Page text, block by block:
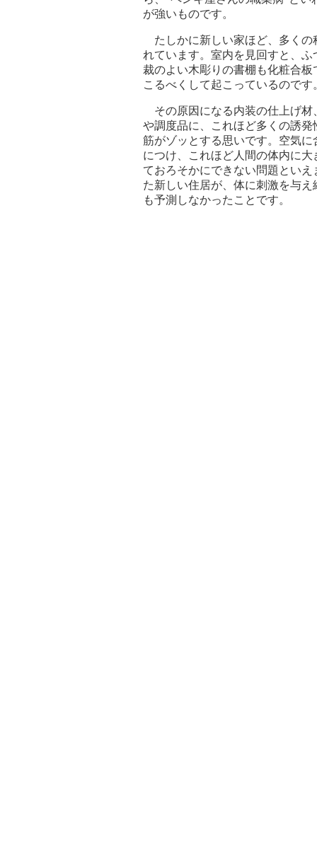
が強いものです。
たしかに新しい家ほど、多くの
れています。室内を見回すと、
裁のよい木彫りの書棚も化粧合
こるべくして起こっているのです
その原因になる内装の仕上げ材
や調度品に、これほど多くの誘
筋がゾッとする思いです。空気
につけ、これほど人間の体内に
ておろそかにできない問題とい
た新しい住居が、体に刺激を与
も予測しなかったことです。